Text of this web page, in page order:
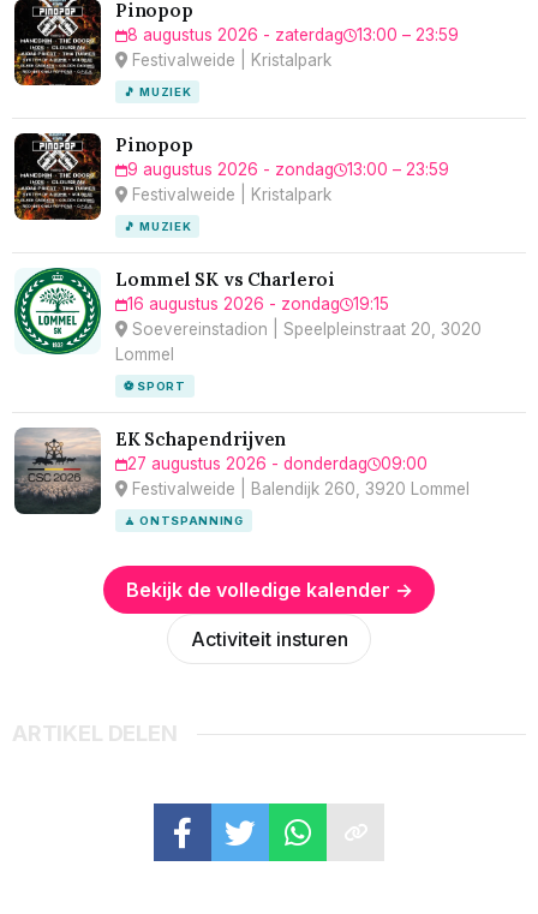
Pinopop
8 augustus 2026 - zaterdag
13:00 – 23:59
Festivalweide | Kristalpark
🎵 MUZIEK
Pinopop
9 augustus 2026 - zondag
13:00 – 23:59
Festivalweide | Kristalpark
🎵 MUZIEK
Lommel SK vs Charleroi
16 augustus 2026 - zondag
19:15
Soevereinstadion | Speelpleinstraat 20, 3020
Lommel
⚽ SPORT
EK Schapendrijven
27 augustus 2026 - donderdag
09:00
Festivalweide | Balendijk 260, 3920 Lommel
🧘 ONTSPANNING
Bekijk de volledige kalender →
Activiteit insturen
ARTIKEL DELEN